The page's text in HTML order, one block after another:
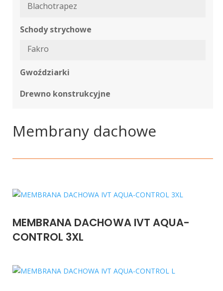
Blachotrapez
Schody strychowe
Fakro
Gwoździarki
Drewno konstrukcyjne
Membrany dachowe
MEMBRANA DACHOWA IVT AQUA-
CONTROL 3XL